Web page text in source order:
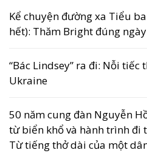
Kể chuyện đường xa Tiểu
hết): Thăm Bright đúng
“Bác Lindsey” ra đi: Nỗi
Ukraine
50 năm cung đàn Nguyễn
từ biển khổ và hành trình đi
Từ tiếng thở dài của một